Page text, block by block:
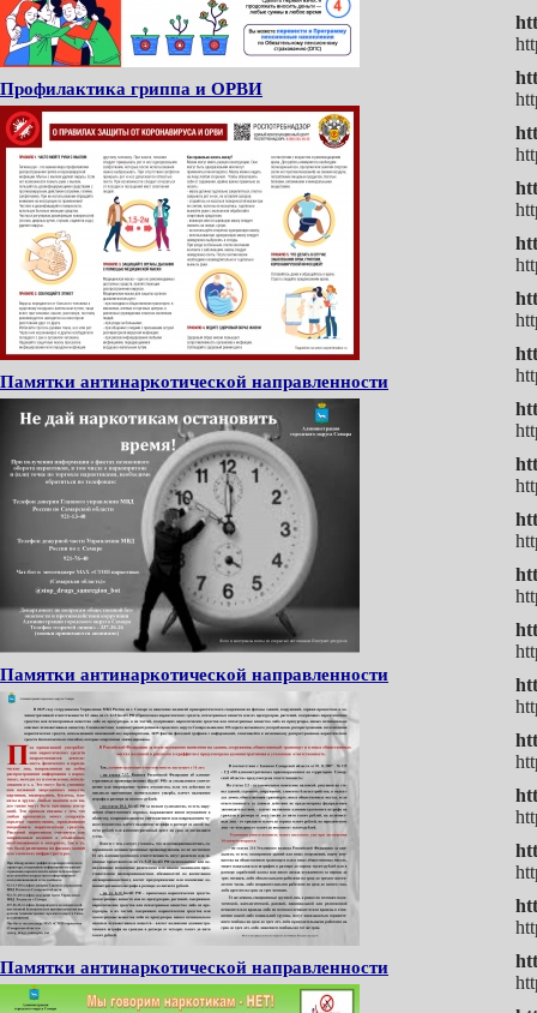
Профилактика гриппа и ОРВИ
Памятки антинаркотической направленности
Памятки антинаркотической направленности
Памятки антинаркотической направленности